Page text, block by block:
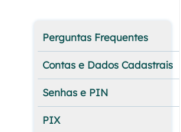
Perguntas Frequentes
Contas e Dados Cadastrais
Senhas e PIN
PIX